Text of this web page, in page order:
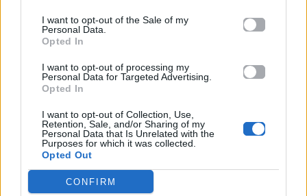
I want to opt-out of the Sale of my
Personal Data.
Opted In
I want to opt-out of processing my
Personal Data for Targeted Advertising.
Opted In
I want to opt-out of Collection, Use,
Retention, Sale, and/or Sharing of my
Personal Data that Is Unrelated with the
Purposes for which it was collected.
Opted Out
CONFIRM
Mad TV News
Η Evaki B μιλάει στο
Talk to Mad:
«Μπορούν τα παιδιά
μέσα από το gaming
να μάθουν κιόλας
πράγματα!»
Αν είσαι ένα από αυτά
τα 4 ζώδια, ο